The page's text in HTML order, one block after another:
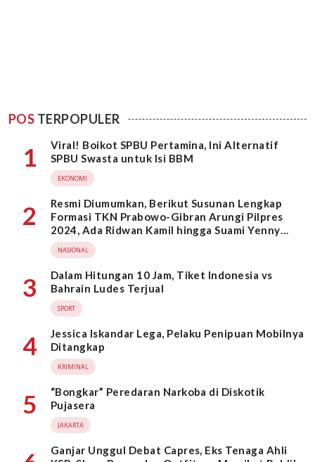
POS TERPOPULER
1
Viral! Boikot SPBU Pertamina, Ini Alternatif
SPBU Swasta untuk Isi BBM
EKONOMI
2
Resmi Diumumkan, Berikut Susunan Lengkap
Formasi TKN Prabowo-Gibran Arungi Pilpres
2024, Ada Ridwan Kamil hingga Suami Yenny
Wahid
NASIONAL
3
Dalam Hitungan 10 Jam, Tiket Indonesia vs
Bahrain Ludes Terjual
SPORT
4
Jessica Iskandar Lega, Pelaku Penipuan Mobilnya
Ditangkap
KRIMINAL
5
“Bongkar” Peredaran Narkoba di Diskotik
Pujasera
JAKARTA
Ganjar Unggul Debat Capres, Eks Tenaga Ahli